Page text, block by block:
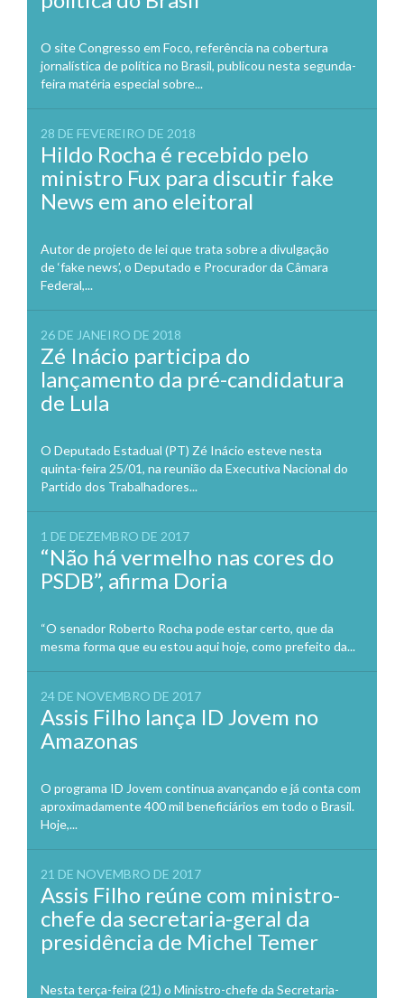
O site Congresso em Foco, referência na cobertura
jornalística de política no Brasil, publicou nesta segunda-
feira matéria especial sobre...
28 DE FEVEREIRO DE 2018
Hildo Rocha é recebido pelo
ministro Fux para discutir fake
News em ano eleitoral
Autor de projeto de lei que trata sobre a divulgação
de ‘fake news’, o Deputado e Procurador da Câmara
Federal,...
26 DE JANEIRO DE 2018
Zé Inácio participa do
lançamento da pré-candidatura
de Lula
O Deputado Estadual (PT) Zé Inácio esteve nesta
quinta-feira 25/01, na reunião da Executiva Nacional do
Partido dos Trabalhadores...
1 DE DEZEMBRO DE 2017
“Não há vermelho nas cores do
PSDB”, afirma Doria
“O senador Roberto Rocha pode estar certo, que da
mesma forma que eu estou aqui hoje, como prefeito da...
24 DE NOVEMBRO DE 2017
Assis Filho lança ID Jovem no
Amazonas
O programa ID Jovem continua avançando e já conta com
aproximadamente 400 mil beneficiários em todo o Brasil.
Hoje,...
21 DE NOVEMBRO DE 2017
Assis Filho reúne com ministro-
chefe da secretaria-geral da
presidência de Michel Temer
Nesta terça-feira (21) o Ministro-chefe da Secretaria-